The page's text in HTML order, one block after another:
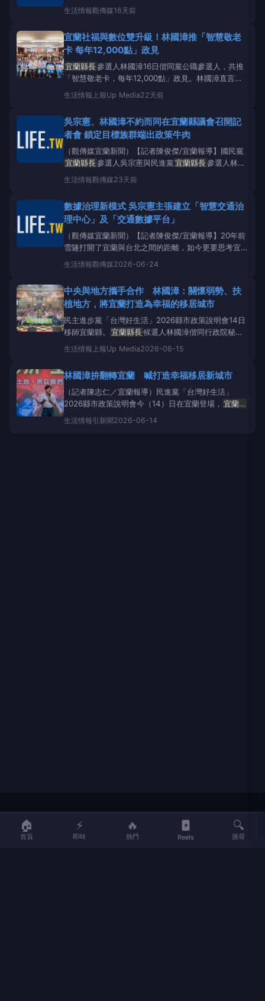
縣長 藍綠縣長參選人吳宗憲及林國漳分別提出看法，
吳宗憲表示，這是關乎宜蘭接下來數十年發展的里程
消息；他樂見行政院正式拍板定案，接下來也將全力推
動、嚴格監
生活情報觀傳媒16天前
宜蘭社福與數位雙升級！林國漳推「智慧敬老
卡 每年12,000點」政見
宜蘭縣長參選人林國漳16日偕同黨公職參選人，共推
「智慧敬老卡，每年12,000點」政見。林國漳直言，
宜蘭在長輩的照顧福利上長期落後其他縣市，繼中央政
府推出0至18歲成長津貼照顧方案後，他將以「全民縣
與宜蘭在地基層店家合作，提供長輩多元使用、自由選
擇，把
生活情報 上報Up Media22天前
吳宗憲、林國漳不約而同在宜蘭縣議會召開記
者會 鎖定目標族群端出政策牛肉
（觀傳媒宜蘭新聞）【記者陳俊傑/宜蘭報導】國民黨
宜蘭縣長參選人吳宗憲與民進黨宜蘭縣長參選人林國
漳，今（16）日上午不約而同選擇在宜蘭縣議會召開
記者會，吳宗憲在國民黨宜蘭縣議會黨團辦公室，林國
－憲政熱映中」政策宣講。林國漳則發表「智慧敬老
卡，每年1
生活情報觀傳媒23天前
數據治理新模式 吳宗憲主張建立「智慧交通治
理中心」及「交通數據平台」
（觀傳媒宜蘭新聞）【記者陳俊傑/宜蘭報導】20年前
雪隧打開了宜蘭與台北之間的距離，如今更要思考宜蘭
下一個20年該往哪裡走？國民黨
憲今（22）日與黨團書記長林義剛、副議長陳漢鍾、
及競辦發言人鄭皓文召開記者會，提出「打通宜蘭任督
二
生活情報觀傳媒2026-06-24
中央與地方攜手合作 林國漳：關懷弱勢、扶
植地方，將宜蘭打造為幸福的移居城市
民主進步黨「台灣好生活」2026縣市政策說明會14日
移師宜蘭縣。
宜蘭縣長候選人林國漳偕同行政院秘書
長張惇涵、農業部長陳駿季、立法委員陳俊宇，接力向
鄉親報告中央政府對宜蘭的支持與照顧，以及未來的城
攜手合作，將弱勢關懷與產業扶植落實地方，重拾綠色
執政品質保
生活情報 上報Up Media2026-06-15
林國漳拚翻轉宜蘭 喊打造幸福移居新城市
（記者陳志仁／宜蘭報導）民進黨「台灣好生活」
2026縣市政策說明會今（14）日在宜蘭登場， 宜蘭縣
長
參選人林國漳偕同行政院秘書長張惇涵、農業部長
陳駿季及立委陳俊宇出席，向鄉親說明中央建設成果與
生活情報引新聞 2026-06-14
LIFE
LIFE 生活網是台灣領先的生活資訊平台，提供即時新聞、生活、健康、
🏠
首頁
⚡
即時
🔥
熱門 Reels
🔍
搜尋